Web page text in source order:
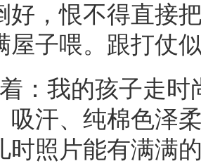
好，恨不得直接
屋子喂。跟打仗
我的孩子走时
吸汗、纯棉色泽
时照片能有满满